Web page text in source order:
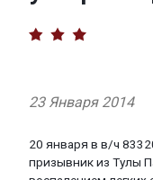
23 Января 2014
20 января в в/ч
призывникиз Тулы